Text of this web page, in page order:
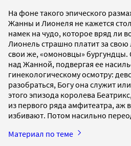
На фоне такого эпического
Жанны и Лионеля не кажется
намек на чудо, которое вряд ли
Лионель страшно платит за
свои же, «омоновцы» бургундцы.
над Жанной, подвергая ее
гинекологическому осмотру:
разобраться, Богу она служит
этого эпизода королева
из первого ряда амфитеатра, аж
избивают. Потом насильно
Материал по теме